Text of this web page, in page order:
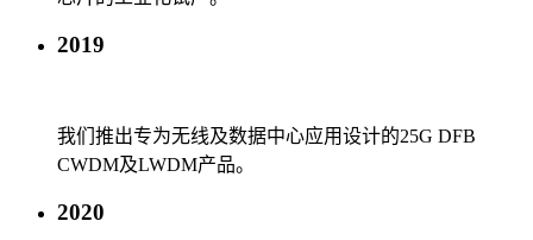
2019
我们推出专为无线及数据中心应用设计的25G DFB
CWDM及LWDM产品。
2020